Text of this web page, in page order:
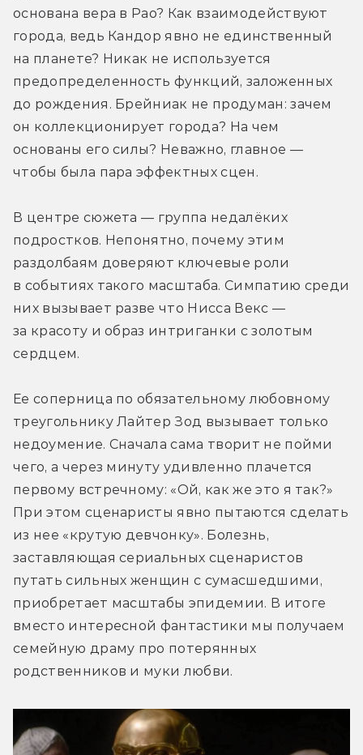
основана вера в Рао? Как взаимодействуют
города, ведь Кандор явно не единственный
на планете? Никак не используется
предопределенность функций, заложенных
до рождения. Брейниак не продуман: зачем
он коллекционирует города? На чем
основаны его силы? Неважно, главное —
чтобы была пара эффектных сцен.
В центре сюжета — группа недалёких
подростков. Непонятно, почему этим
раздолбаям доверяют ключевые роли
в событиях такого масштаба. Симпатию среди
них вызывает разве что Нисса Векс —
за красоту и образ интриганки с золотым
сердцем.
Ее соперница по обязательному любовному
треугольнику Лайтер Зод вызывает только
недоумение. Сначала сама творит не пойми
чего, а через минуту удивленно плачется
первому встречному: «Ой, как же это я так?»
При этом сценаристы явно пытаются сделать
из нее «крутую девчонку». Болезнь,
заставляющая сериальных сценаристов
путать сильных женщин с сумасшедшими,
приобретает масштабы эпидемии. В итоге
вместо интересной фантастики мы получаем
семейную драму про потерянных
родственников и муки любви.